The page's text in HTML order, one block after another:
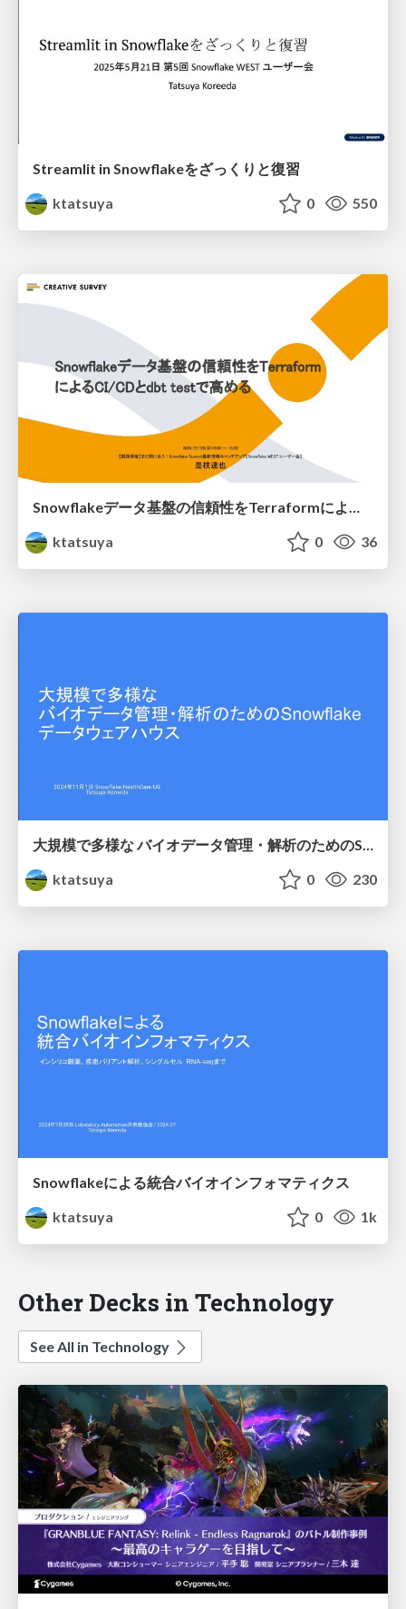
Streamlit in Snowflakeをざっくりと復習
ktatsuya
0 550
ktatsuya
0 36
大規模で多様な バイオデータ管理・解析のためのSnowflake データウェアハウス
ktatsuya
0 230
Snowflakeによる統合バイオインフォマティクス
ktatsuya
0 1k
Other Decks in Technology
See All in Technology